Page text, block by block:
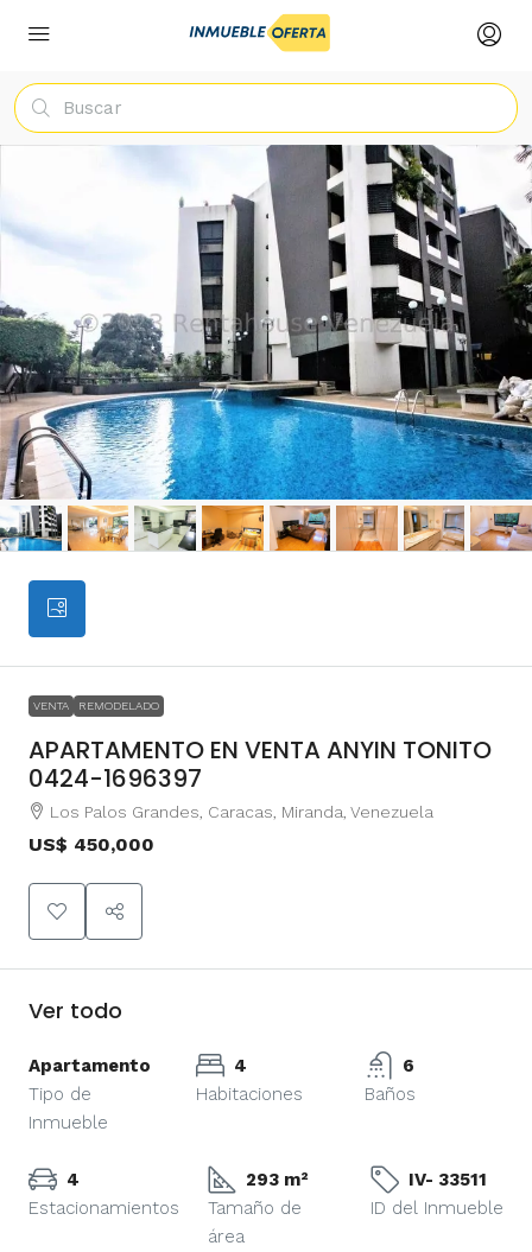
VENTA REMODELADO
APARTAMENTO EN VENTA ANYIN TONITO
0424-1696397
Los Palos Grandes, Caracas, Miranda, Venezuela
US$ 450,000
Ver todo
Apartamento
Tipo de
Inmueble
4
Habitaciones
6
Baños
4
Estacionamientos
293 m²
Tamaño de
área
IV- 33511
ID del Inmueble